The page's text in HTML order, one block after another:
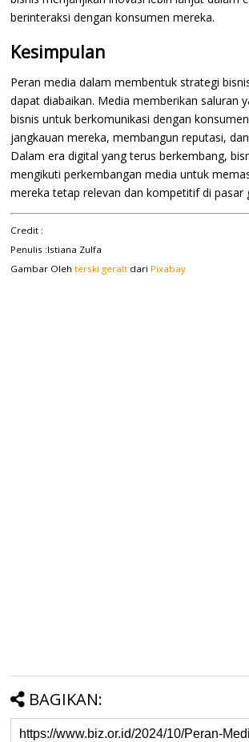
berinteraksi dengan konsumen mereka.
Kesimpulan
Peran media dalam membentuk strategi
dapat diabaikan. Media memberikan saluran
bisnis untuk berkomunikasi dengan
jangkauan mereka, membangun reputasi,
Dalam era digital yang terus berkembang,
mengikuti perkembangan media untuk
mereka tetap relevan dan kompetitif di pasar
Credit :
Penulis :Istiana Zulfa
Gambar Olehterski geralt dari Pixabay
BAGIKAN: